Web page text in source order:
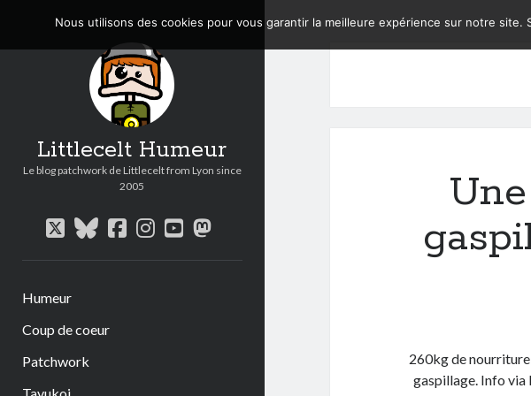
Littlecelt Humeur
Le blog patchwork de Littlecelt from Lyon since
2005
twitterbluesky
facebook
instagram
youtube
mastodon
Humeur
Coup de coeur
Patchwork
260kg de
gaspillage. Info
Nous utilisons des cookies pour vous garantir la meilleure expérience sur notre